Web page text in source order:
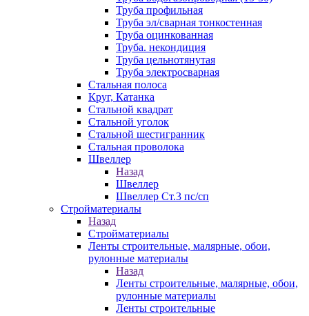
Труба профильная
Труба эл/сварная тонкостенная
Труба оцинкованная
Труба. некондиция
Труба цельнотянутая
Труба электросварная
Стальная полоса
Круг, Катанка
Стальной квадрат
Стальной уголок
Стальной шестигранник
Стальная проволока
Швеллер
Назад
Швеллер
Швеллер Ст.3 пс/сп
Стройматериалы
Назад
Стройматериалы
Ленты строительные, малярные, обои,
рулонные материалы
Назад
Ленты строительные, малярные, обои,
рулонные материалы
Ленты строительные